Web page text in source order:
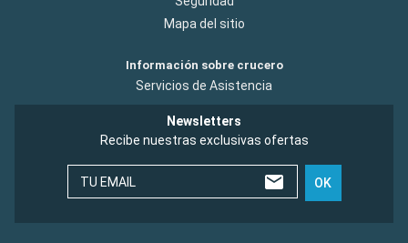
Mapa del sitio
Información sobre crucero
Servicios de Asistencia
Newsletters
Recibe nuestras exclusivas ofertas
TU EMAIL OK